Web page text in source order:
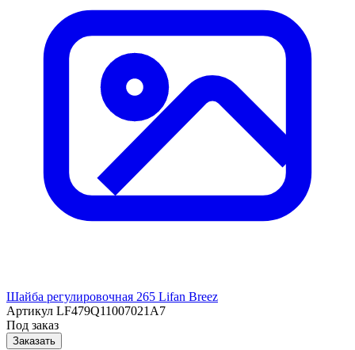
Шайба регулировочная 265 Lifan Breez
Артикул LF479Q11007021A7
Под заказ
Заказать